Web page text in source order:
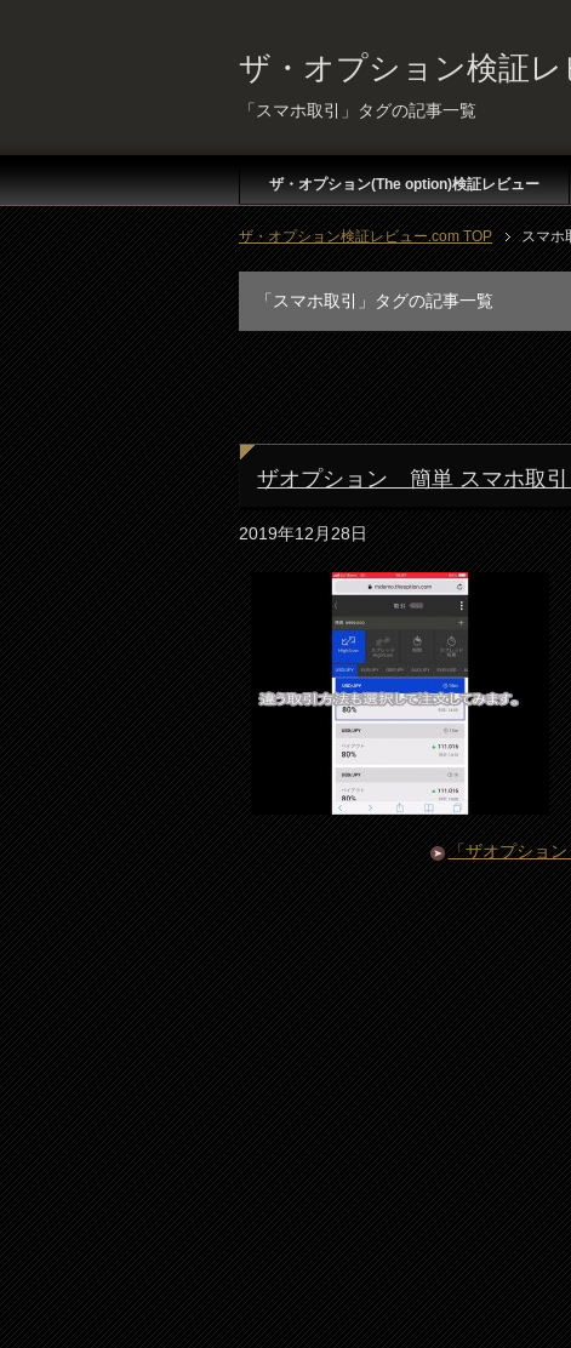
ザ・オプション検証レ
「スマホ取引」タグの記事一覧
ザ・オプション(The option)検証レビュー
ザ・オプション検証レビュー.com TOP スマホ
「スマホ取引」タグの記事一覧
ザオプション 簡単 スマホ取
2019年12月28日
「ザオプショ